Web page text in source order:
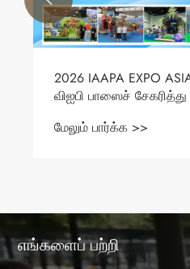
2026 IAAPA EXPO
விஐபி பாஸைச்
அழைக்கிறோம்.
மேலும் பார்க்க >>
எங்களைப் பற்றி